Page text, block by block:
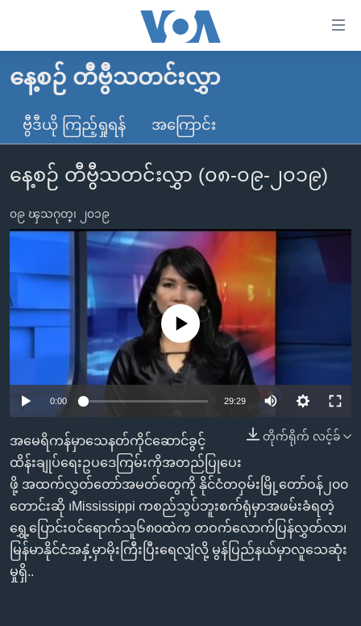
လွယ်ကူ
သည့်
များ
ပင်မ
အကြောင်းအရာ
ကျော်
ကြည့်
ညွန်း
စာမျက်နှာ
ကျော်
ကြည့်
ရန်
ရန်
နေရာ
သို့
မူလစာမျက်နှာ
မြန်မာ
ကမ္ဘာ့သတင်းများ
နိုင်ငံတကာ
တရုတ်
အစ္စရေး-ပါလက်စတိုင်း
ဗွီဒီယို
ရပ်ဝန်းတခု လမ်းတခု အလွန်
အင်္ဂလိပ်စာလေ့လာမယ်
အမေရိကန်သုံးအီဒီယံ
မကြေးမုံရဲ့ အင်္ဂလိပ်စာ
ရုပ်ရှင်ထဲက အင်္ဂလိပ်စာ
သုတပဒေသာ အင်္ဂလိပ်စာ
အပတ်စဉ်ကဏ္ဍများ
ရေဒီယို
ရေဒီယိုနှင့်ရုပ်သံ အချက်အလက်များ
ရေဒီယို/တီဗွီအစီအစဉ်
Learning English
ဗွီအိုအေ လူမှုကွန်ယက်များ
ဘာသာစကားများ
နေ့စဉ် တီဗွီသတင်းလွှာ
ဗွီဒီယို ကြည့်ရှုရန် အကြောင်း
နေ့စဉ် တီဗွီသတင်းလွှာ (၀၈-၀၉-၂၀၁၉)
၀၉ ၾသဂုတ္၊ ၂၀၁၉
No media source currently available
0:00 29:29
တိုက်ရိုက် လင့်ခ်
အမေရိကန်မှာသေနတ်ကိုင်ဆောင်ခွင့်
ထိန်းချုပ်ရေးဥပဒေကြမ်းကိုအတည်ပြုပေး
ဖို့ အထက်လွှတ်တော်အမတ်တွေကို နိုင်ငံတဝှမ်းမြို့တော်ဝန်၂၀၀
တောင်းဆို ၊Mississippi ကစည်သွပ်ဘူးစက်ရုံမှာအဖမ်းခံရတဲ့
ရွှေ့ပြောင်းဝင်ရောက်သူ၆၈၀ထဲက တဝက်လောက်ပြန်လွှတ်လာ၊
မြန်မာနိုင်ငံအနှံ့မှာမိုးကြီးပြီးရေလျှံလို့ မွန်ပြည်နယ်မှာလူသေဆုံး
မှုရှိ..